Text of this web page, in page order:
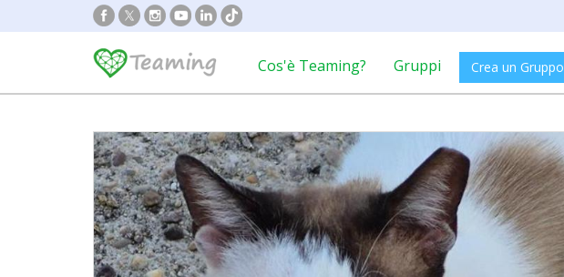
Cos'è Teaming? Gruppi Crea un Gruppo